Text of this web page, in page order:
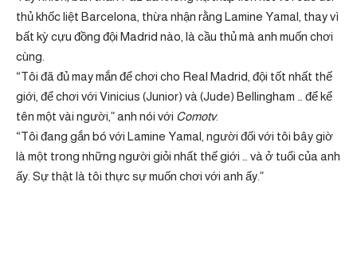
thủ khốc liệt Barcelona, ​​thừa nhận rằng Lamine Yamal, thay vì
bất kỳ cựu đồng đội Madrid nào, là cầu thủ mà anh muốn chơi
cùng.
“Tôi đã đủ may mắn để chơi cho Real Madrid, đội tốt nhất thế
giới, để chơi với Vinicius (Junior) và (Jude) Bellingham … để kể
tên một vài người,” anh nói với Comotv.
“Tôi đang gắn bó với Lamine Yamal, người đối với tôi bây giờ
là một trong những người giỏi nhất thế giới … và ở tuổi của anh
ấy. Sự thật là tôi thực sự muốn chơi với anh ấy.”